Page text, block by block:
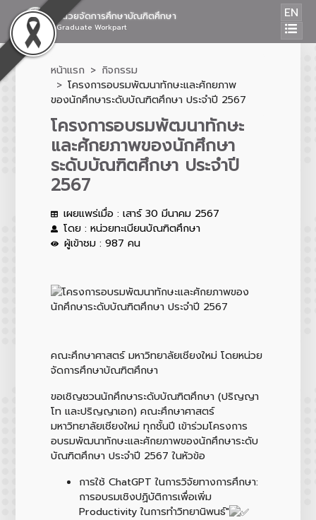
หน่วยจัดการศึกษาบัณฑิตศึกษา
Graduate Workpart
EN
หน้าแรก
กิจกรรม
โครงการอบรมพัฒนาทักษะและศักยภาพ
ของนักศึกษาระดับบัณฑิตศึกษา ประจำปี 2567
โครงการอบรมพัฒนาทักษะ
และศักยภาพของนักศึกษา
ระดับบัณฑิตศึกษา ประจำปี
2567
เผยแพร่เมื่อ : เสาร์ 30 มีนาคม 2567
โดย : หน่วยทะเบียนบัณฑิตศึกษา
ผู้เข้าชม : 987 คน
คณะศึกษาศาสตร์ มหาวิทยาลัยเชียงใหม่ โดยหน่วย
จัดการศึกษาบัณฑิตศึกษา
ขอเชิญชวนนักศึกษาระดับบัณฑิตศึกษา (ปริญญา
โท และปริญญาเอก) คณะศึกษาศาสตร์
มหาวิทยาลัยเชียงใหม่ ทุกชั้นปี เข้าร่วมโครงการ
อบรมพัฒนาทักษะและศักยภาพของนักศึกษาระดับ
บัณฑิตศึกษา ประจำปี 2567 ในหัวข้อ
การใช้ ChatGPT ในการวิจัยทางการศึกษา:
การอบรมเชิงปฏิบัติการเพื่อเพิ่ม
Productivity ในการทำวิทยานิพนธ์"